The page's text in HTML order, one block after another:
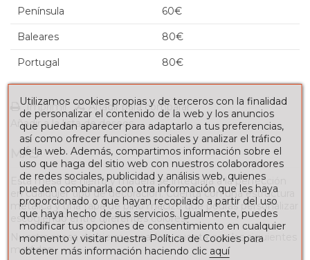
Península 60€
Baleares 80€
Portugal 80€
Imprimir
Añadir para comparar
Añadir a la lista de deseos
MÁS
Esta mesa de hierro y madera se integrará a la perfección
en cualquier tipo de decoración. Cuenta con una estructura
metálica y una tapa de pino macizo que podrás personalizar
escogiendo entre diferentes colores.
Nuestra mesa de hierro y madera cuenta con las siguientes
medidas:
Utilizamos cookies propias y de terceros con la finalidad
de personalizar el contenido de la web y los anuncios
que puedan aparecer para adaptarlo a tus preferencias,
así como ofrecer funciones sociales y analizar el tráfico
de la web. Además, compartimos información sobre el
uso que haga del sitio web con nuestros colaboradores
de redes sociales, publicidad y análisis web, quienes
pueden combinarla con otra información que les haya
proporcionado o que hayan recopilado a partir del uso
que haya hecho de sus servicios. Igualmente, puedes
modificar tus opciones de consentimiento en cualquier
momento y visitar nuestra Política de Cookies para
obtener más información haciendo clic aquí